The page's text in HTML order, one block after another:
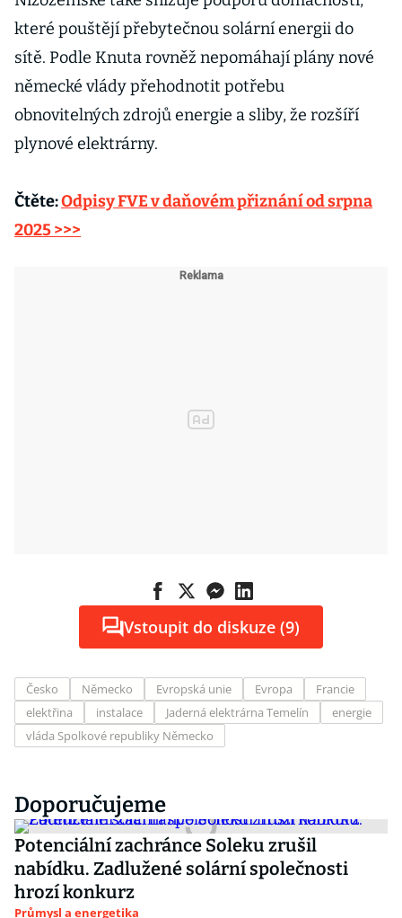
které pouštějí přebytečnou solární energii do
sítě. Podle Knuta rovněž nepomáhají plány nové
německé vlády přehodnotit potřebu
obnovitelných zdrojů energie a sliby, že rozšíří
plynové elektrárny.
Čtěte:Odpisy FVE v daňovém přiznání od srpna
2025 >>>
Vstoupit do diskuze (9)
Česko Německo Evropská unie Evropa
Francie
elektřina
instalace Jaderná elektrárna Temelín
energie
vláda Spolkové republiky Německo
Doporučujeme
Potenciální zachránce Soleku zrušil
nabídku. Zadlužené solární společnosti
hrozí konkurz
Průmysl a energetika